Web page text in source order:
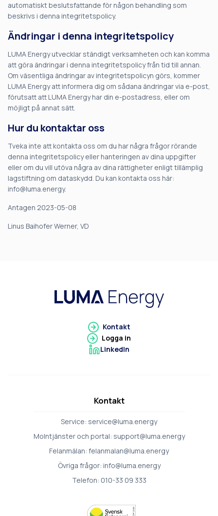
automatiskt beslutsfattande för någon behandling som
beskrivs i denna integritetspolicy.
Ändringar i denna integritetspolicy
LUMA Energy utvecklar ständigt verksamheten och kan komma
att göra ändringar i denna integritetspolicy från tid till annan.
Om väsentliga ändringar av integritetspolicyn görs, kommer
LUMA Energy att informera dig om sådana ändringar via e-post,
förutsatt att LUMA Energy har din e-postadress, eller om
möjligt på annat sätt.
Hur du kontaktar oss
Tveka inte att kontakta oss om du har några frågor rörande
denna integritetspolicy eller hanteringen av dina uppgifter
eller om du vill utöva några av dina rättigheter enligt tillämplig
lagstiftning om dataskydd. Du kan kontakta oss här:
info@luma.energy.
Antagen 2023-05-08
Linus Baihofer Werner, VD
Kontakt
Logga in
LinkedIn
Gå till LinkedIn
Kontakt
Service: service@luma.energy
Molntjänster och portal: support@luma.energy
Felanmälan: felanmalan@luma.energy
Övriga frågor: info@luma.energy
Telefon: 010-33 09 333